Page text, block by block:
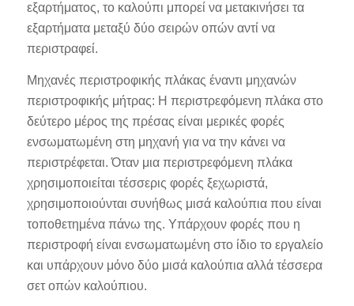
εξαρτήματος, το καλούπι μπορεί να μετακινήσει τα
εξαρτήματα μεταξύ δύο σειρών οπών αντί να
περιστραφεί.
Μηχανές περιστροφικής πλάκας έναντι μηχανών
περιστροφικής μήτρας: Η περιστρεφόμενη πλάκα στο
δεύτερο μέρος της πρέσας είναι μερικές φορές
ενσωματωμένη στη μηχανή για να την κάνει να
περιστρέφεται. Όταν μια περιστρεφόμενη πλάκα
χρησιμοποιείται τέσσερις φορές ξεχωριστά,
χρησιμοποιούνται συνήθως μισά καλούπια που είναι
τοποθετημένα πάνω της. Υπάρχουν φορές που η
περιστροφή είναι ενσωματωμένη στο ίδιο το εργαλείο
και υπάρχουν μόνο δύο μισά καλούπια αλλά τέσσερα
σετ οπών καλούπιου.